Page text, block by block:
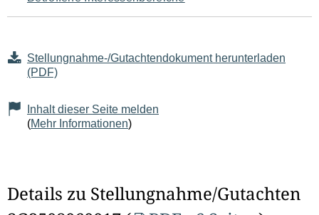
den
Seiteninhalt
Stellungnahme-/Gutachtendokument herunterladen
(PDF)
Inhalt dieser Seite melden
(Mehr Informationen)
Details zu Stellungnahme/Gutachten